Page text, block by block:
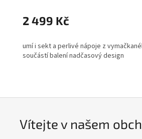
2 499 Kč
umí i sekt a perlivé nápoje z
součástí balení nadčasový design
Vítejte v našem